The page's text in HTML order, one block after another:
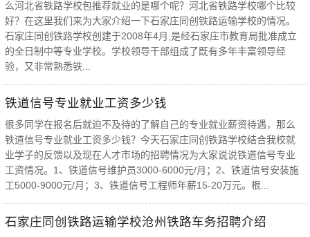
么河北省铁路学校包推荐就业的是哪个呢？河北省铁路学校哪个比较
好？在这里我们来为大家介绍一下石家庄同创铁路运输学校的情况。
石家庄同创铁路学校创建于2008年4月,是经石家庄市教育局批准成立
的全日制中等专业学校。学校领导干部组成了既有多年丰富领导经
验，又非常熟悉铁...
铁道信号专业就业工资多少钱
很多同学在报名后就迫不及待的了解自己的专业就业薪资待遇，那么
铁道信号专业就业工资多少钱？今天石家庄同创铁路学校结合我校就
业学子的反馈以及现在人才市场的招聘情况为大家说说铁道信号专业
工资情况。1、铁道信号维护员3000-6000元/月；2、铁道信号安装施
工5000-9000元/月；3、铁道信号工程师年薪15-20万元。根...
石家庄同创铁路运输学校沧州铁路车务招聘介绍